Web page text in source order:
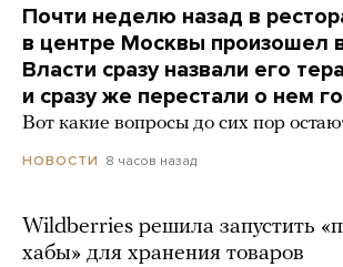
Почти неделю назад в
в центре Москвы произошел
Власти сразу назвали его
и сразу же перестали о нем
Вот какие вопросы до сих пор
НОВОСТИ 8 часов назад
Wildberries решила запустить
хабы» для хранения товаров